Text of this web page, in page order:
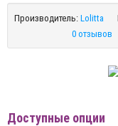
Производитель: Lolitta
0 отзывов
Доступные опции